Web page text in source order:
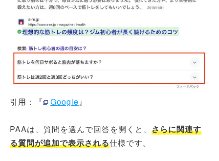
引用：『 Google』
PAAは、質問を選んで回答を開くと、 さらに関連す
る質問が追加で表示される仕様です。